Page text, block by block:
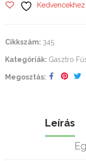
Kedvencekhez
Cikkszám: 345
Kategóriák: Gasztro
Megosztás
Leírás